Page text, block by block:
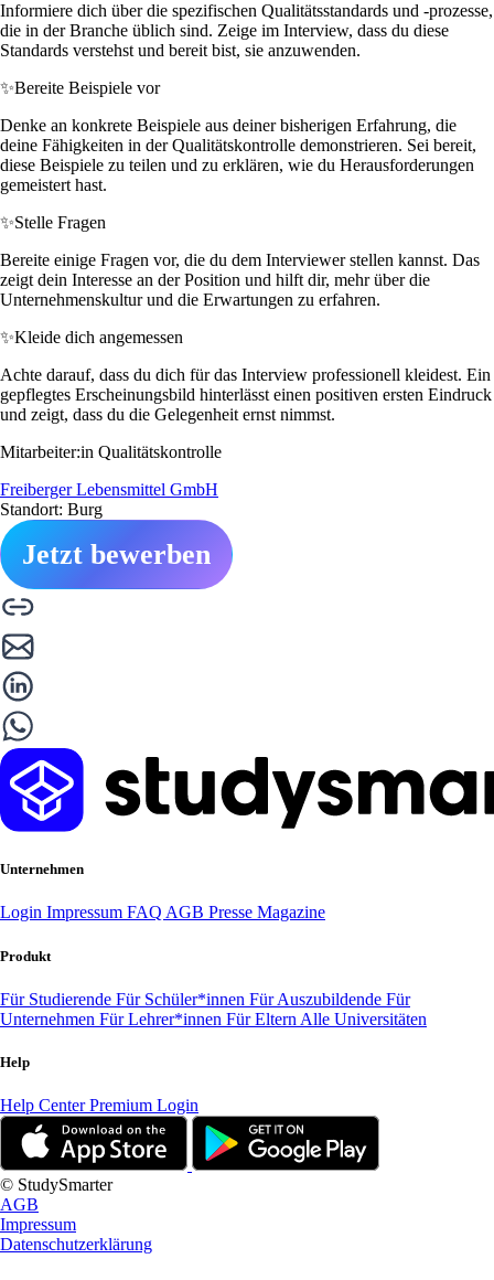
Informiere dich über die spezifischen Qualitätsstandards und -prozesse,
die in der Branche üblich sind. Zeige im Interview, dass du diese
Standards verstehst und bereit bist, sie anzuwenden.
✨Bereite Beispiele vor
Denke an konkrete Beispiele aus deiner bisherigen Erfahrung, die
deine Fähigkeiten in der Qualitätskontrolle demonstrieren. Sei bereit,
diese Beispiele zu teilen und zu erklären, wie du Herausforderungen
gemeistert hast.
✨Stelle Fragen
Bereite einige Fragen vor, die du dem Interviewer stellen kannst. Das
zeigt dein Interesse an der Position und hilft dir, mehr über die
Unternehmenskultur und die Erwartungen zu erfahren.
✨Kleide dich angemessen
Achte darauf, dass du dich für das Interview professionell kleidest. Ein
gepflegtes Erscheinungsbild hinterlässt einen positiven ersten Eindruck
und zeigt, dass du die Gelegenheit ernst nimmst.
Mitarbeiter:in Qualitätskontrolle
Freiberger Lebensmittel GmbH
Standort: Burg
Jetzt bewerben
Unternehmen
Login Impressum FAQ AGB Presse Magazine
Produkt
Für Studierende Für Schüler*innen Für Auszubildende Für
Unternehmen Für Lehrer*innen Für Eltern Alle Universitäten
Help
Help CenterPremium Login
© StudySmarter
AGB
Impressum
Datenschutzerklärung